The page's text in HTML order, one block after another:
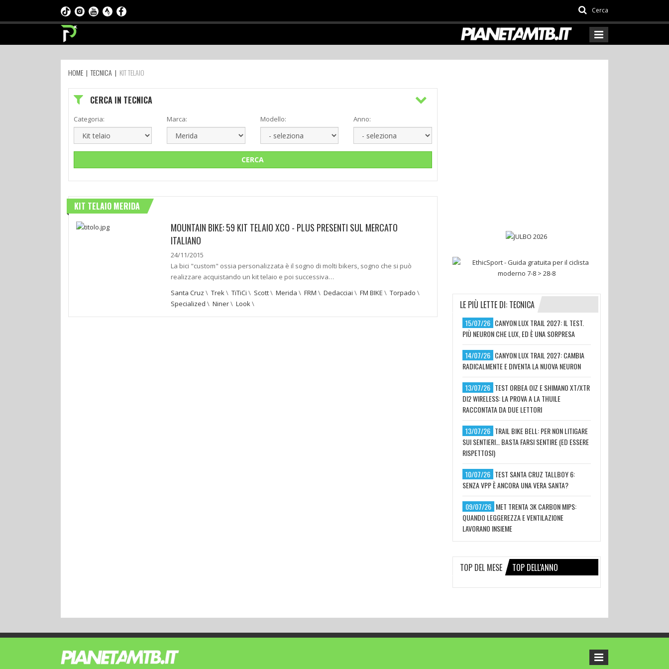
Cerca
HOME |TECNICA | KIT TELAIO
CERCA IN TECNICA
Categoria: Marca: Modello: Anno:
CERCA
KIT TELAIO MERIDA
MOUNTAIN BIKE: 59 KIT TELAIO XCO - PLUS PRESENTI SUL MERCATO
ITALIANO
24/11/2015
La bici "custom" ossia personalizzata è il sogno di molti bikers, sogno che si può
realizzare acquistando un kit telaio e poi successiva…
Santa Cruz \ Trek \ TiTiCi \ Scott\ Merida \ FRM \ Dedacciai \ FM BIKE \ Torpado \
Specialized \ Niner\ Look \ LE PIÙ LETTE DI: TECNICA
15/07/26 CANYON LUX TRAIL 2027: IL TEST.
PIÙ NEURON CHE LUX, ED È UNA SORPRESA
14/07/26 CANYON LUX TRAIL 2027: CAMBIA
RADICALMENTE E DIVENTA LA NUOVA NEURON
13/07/26 TEST ORBEA OIZ E SHIMANO XT/XTR
DI2 WIRELESS: LA PROVA A LA THUILE
RACCONTATA DA DUE LETTORI
13/07/26 TRAIL BIKE BELL: PER NON LITIGARE
SUI SENTIERI… BASTA FARSI SENTIRE (ED ESSERE
RISPETTOSI)
10/07/26 TEST SANTA CRUZ TALLBOY 6:
SENZA VPP È ANCORA UNA VERA SANTA?
09/07/26 MET TRENTA 3K CARBON MIPS:
QUANDO LEGGEREZZA E VENTILAZIONE
LAVORANO INSIEME
TOP DEL MESE TOP DELL'ANNO